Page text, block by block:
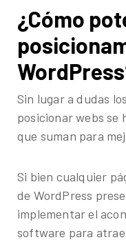
¿Cómo
Sin lugar a dudas
posicionar webs se
que suman para
Si bien cualquier
de WordPress
implementar el
software para